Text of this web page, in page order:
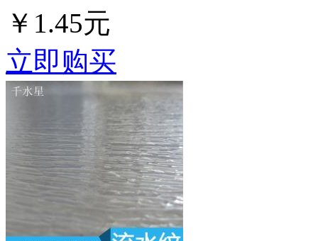
￥1.45元
立即购买